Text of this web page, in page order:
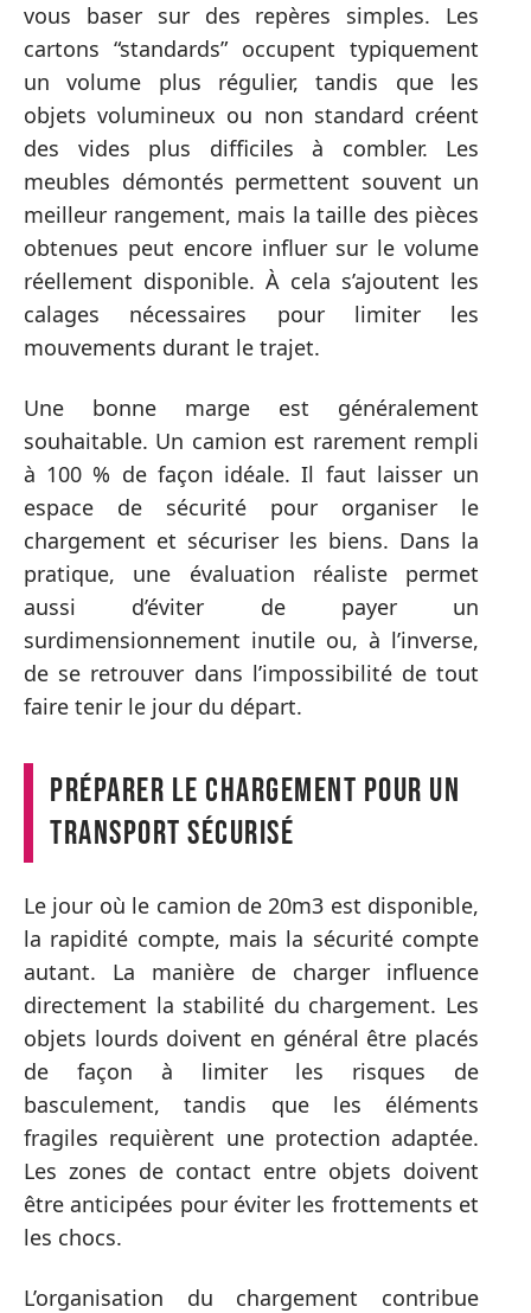
vous baser sur des repères simples. Les
cartons “standards” occupent typiquement
un volume plus régulier, tandis que les
objets volumineux ou non standard créent
des vides plus difficiles à combler. Les
meubles démontés permettent souvent un
meilleur rangement, mais la taille des pièces
obtenues peut encore influer sur le volume
réellement disponible. À cela s’ajoutent les
calages nécessaires pour limiter les
mouvements durant le trajet.
Une bonne marge est généralement
souhaitable. Un camion est rarement rempli
à 100 % de façon idéale. Il faut laisser un
espace de sécurité pour organiser le
chargement et sécuriser les biens. Dans la
pratique, une évaluation réaliste permet
aussi d’éviter de payer un
surdimensionnement inutile ou, à l’inverse,
de se retrouver dans l’impossibilité de tout
faire tenir le jour du départ.
Préparer le chargement pour un
transport sécurisé
Le jour où le camion de 20m3 est disponible,
la rapidité compte, mais la sécurité compte
autant. La manière de charger influence
directement la stabilité du chargement. Les
objets lourds doivent en général être placés
de façon à limiter les risques de
basculement, tandis que les éléments
fragiles requièrent une protection adaptée.
Les zones de contact entre objets doivent
être anticipées pour éviter les frottements et
les chocs.
L’organisation du chargement contribue